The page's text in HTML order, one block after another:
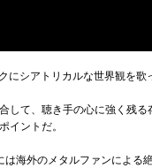
シアトリカルな世界観を歌
て、聴き手の心に強く残る
イントだ。
海外のメタルファンによる